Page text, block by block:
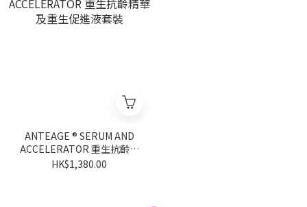
ANTEAGE ® SERUM AND
ACCELERATOR 重生抗齡精
華及重生促進液套裝
HK$1,380.00